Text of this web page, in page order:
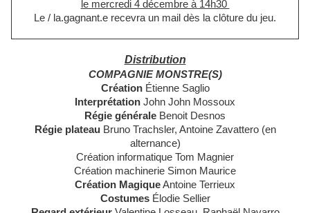
le mercredi 4 décembre à 14h30
Le / la.gagnant.e recevra un mail dès la clôture du jeu.
Distribution
COMPAGNIE MONSTRE(S)
CréationÉtienne Saglio
Interprétation John John Mossoux
Régie générale Benoit Desnos
Régie plateau Bruno Trachsler, Antoine Zavattero (en
alternance)
Création informatique Tom Magnier
Création machinerie Simon Maurice
Création MagiqueAntoine Terrieux
CostumesÉlodie Sellier